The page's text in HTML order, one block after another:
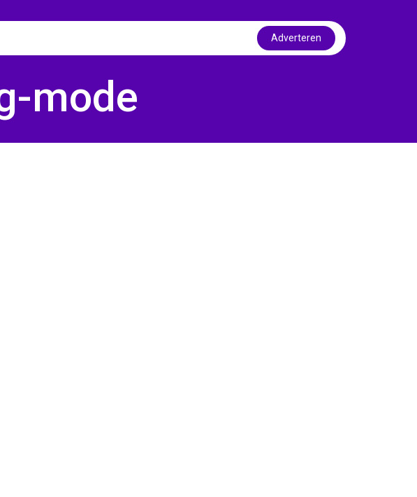
Adverteren
mode